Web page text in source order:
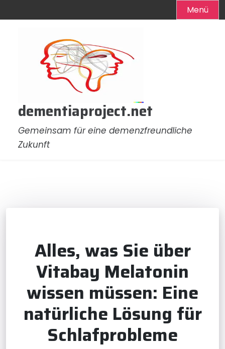
Menü
dementiaproject.net
Gemeinsam für eine demenzfreundliche
Zukunft
Alles, was Sie über
Vitabay Melatonin
wissen müssen: Eine
natürliche Lösung für
Schlafprobleme